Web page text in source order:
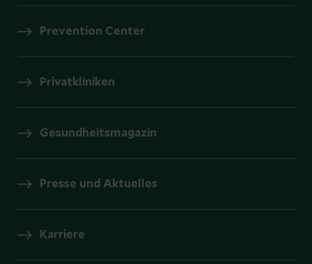
Prevention Center
Privatkliniken
Gesundheitsmagazin
Presse und Aktuelles
Karriere